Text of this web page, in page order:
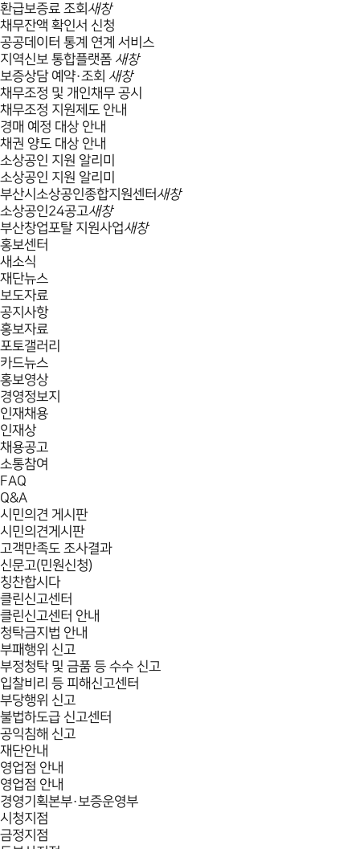
환급보증료 조회 새창
채무잔액 확인서 신청
공공데이터 통계 연계 서비스
지역신보 통합플랫폼 새창
보증상담 예약·조회 새창
채무조정 및 개인채무 공시
채무조정 지원제도 안내
경매 예정 대상 안내
채권 양도 대상 안내
소상공인 지원 알리미
소상공인 지원 알리미
부산시소상공인종합지원센터새창
소상공인24공고새창
부산창업포탈 지원사업새창
홍보센터
새소식
재단뉴스
보도자료
공지사항
홍보자료
포토갤러리
카드뉴스
홍보영상
경영정보지
인재채용
인재상
채용공고
소통참여
FAQ
Q&A
시민의견 게시판
시민의견게시판
고객만족도 조사결과
신문고(민원신청)
칭찬합시다
클린신고센터
클린신고센터 안내
청탁금지법 안내
부패행위 신고
부정청탁 및 금품 등 수수 신고
입찰비리 등 피해신고센터
부당행위 신고
불법하도급 신고센터
공익침해 신고
재단안내
영업점 안내
영업점 안내
경영기획본부·보증운영부
시청지점
금정지점